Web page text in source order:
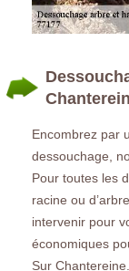
Encombrez par
dessouchage,
Pour toutes les
racine ou
intervenir pour
économiques
Sur